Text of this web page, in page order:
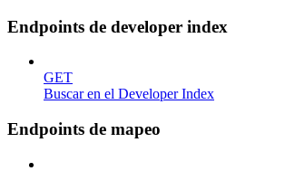
Endpoints de developer index
GET
Buscar en el Developer Index
Endpoints de mapeo